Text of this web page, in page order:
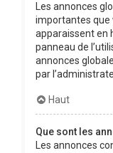
Les annonces
importantes que
apparaissent en
panneau de
annonces
par
Haut
Que sont les
Les annonces